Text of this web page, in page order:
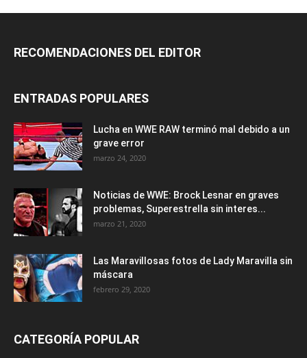
RECOMENDACIONES DEL EDITOR
ENTRADAS POPULARES
Lucha en WWE RAW terminó mal debido a un
grave error
marzo 24, 2020
Noticias de WWE: Brock Lesnar en graves
problemas, Superestrella sin interes...
marzo 21, 2020
Las Maravillosas fotos de Lady Maravilla sin
máscara
febrero 29, 2020
CATEGORÍA POPULAR